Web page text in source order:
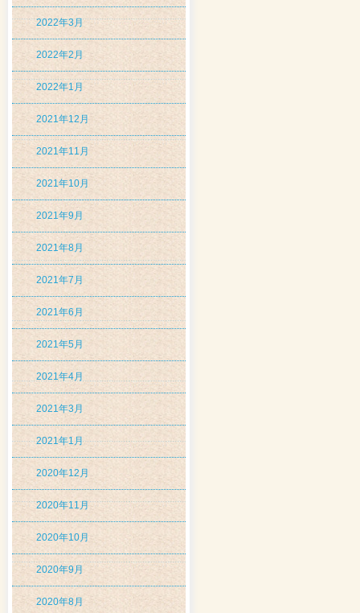
2022年3月
2022年2月
2022年1月
2021年12月
2021年11月
2021年10月
2021年9月
2021年8月
2021年7月
2021年6月
2021年5月
2021年4月
2021年3月
2021年1月
2020年12月
2020年11月
2020年10月
2020年9月
2020年8月